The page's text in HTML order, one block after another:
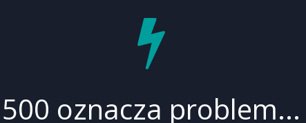
500 oznacza problem...